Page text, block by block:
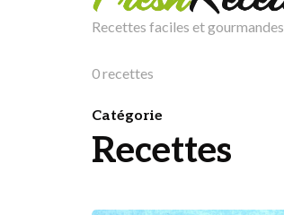
Recettes faciles et gourmandes
0 recettes
Catégorie
Recettes